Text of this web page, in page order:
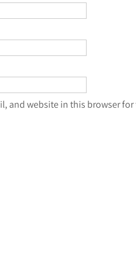
and website in this browser